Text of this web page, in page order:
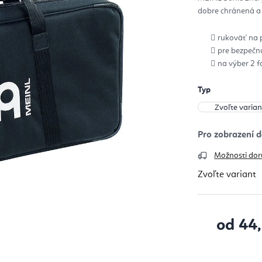
5
dobre chránená
rukoväť na
pre
na výber 2
Typ
Možnosti
Zvoľte variant
od